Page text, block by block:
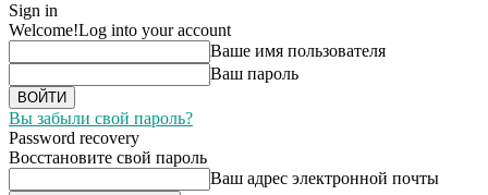
Sign in
Welcome!Log into your account
Ваше имя пользователя
Ваш пароль
Вы забыли свой пароль?
Password recovery
Восстановите свой пароль
Ваш адрес электронной почты